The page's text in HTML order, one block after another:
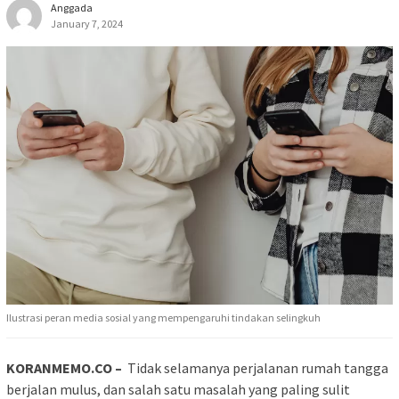
Anggada
January 7, 2024
Ilustrasi peran media sosial yang mempengaruhi tindakan selingkuh
KORANMEMO.CO – Tidak selamanya perjalanan rumah tangga
berjalan mulus, dan salah satu masalah yang paling sulit